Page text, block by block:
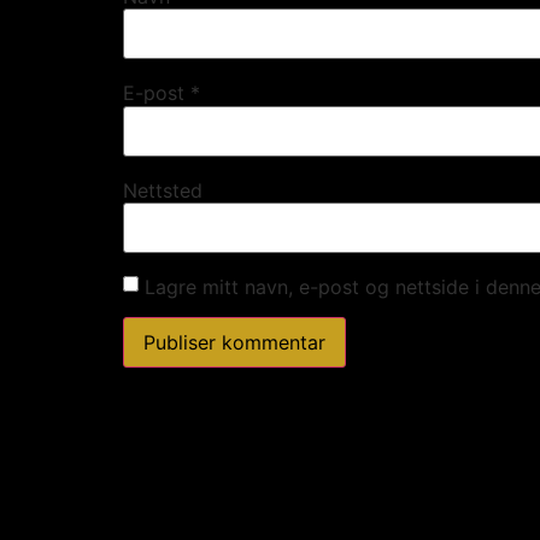
E-post *
Nettsted
Lagre mitt navn, e-post og nettside i